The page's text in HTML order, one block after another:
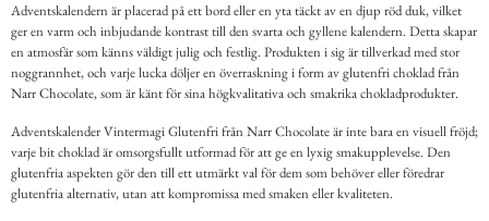
Adventskalendern är placerad på ett bord eller en yta täckt av en djup röd duk, vilket
ger en varm och inbjudande kontrast till den svarta och gyllene kalendern. Detta skapar
en atmosfär som känns väldigt julig och festlig. Produkten i sig är tillverkad med stor
noggrannhet, och varje lucka döljer en överraskning i form av glutenfri choklad från
Narr Chocolate, som är känt för sina högkvalitativa och smakrika chokladprodukter.
Adventskalender Vintermagi Glutenfri från Narr Chocolate är inte bara en visuell fröjd;
varje bit choklad är omsorgsfullt utformad för att ge en lyxig smakupplevelse. Den
glutenfria aspekten gör den till ett utmärkt val för dem som behöver eller föredrar
glutenfria alternativ, utan att kompromissa med smaken eller kvaliteten.